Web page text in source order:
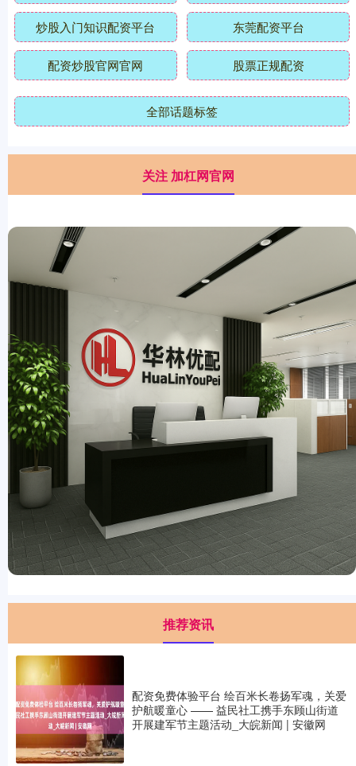
炒股入门知识配资平台 东莞配资平台
配资炒股官网官网 股票正规配资
全部话题标签
关注 加杠网官网
推荐资讯
配资免费体验平台 绘百米长卷扬军魂，关爱
护航暖童心 —— 益民社工携手东顾山街道
开展建军节主题活动_大皖新闻 | 安徽网